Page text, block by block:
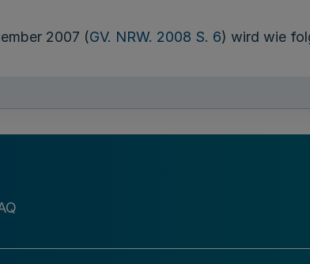
2007 (GV. NRW. 2008 S. 6) wird wie
Zahlen wie folgt ersetzt: